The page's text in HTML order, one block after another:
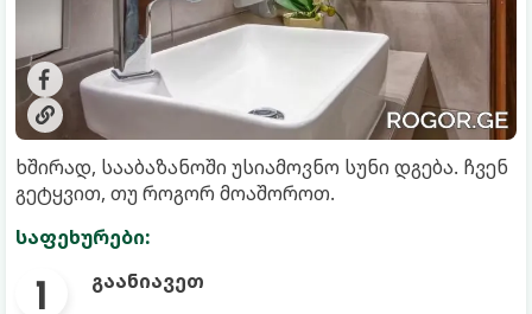
ხშირად, სააბაზანოში უსიამოვნო სუნი დგება. ჩვენ
გეტყვით, თუ როგორ მოაშოროთ.
საფეხურები:
გაანიავეთ